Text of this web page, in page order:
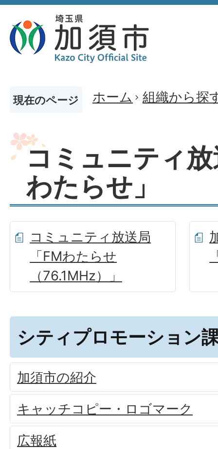
現在のページ ホーム 組織から探
コミュニティ
わたらせ」
コミュニティ放送局
「FMわたらせ
（76.1MHz）」
シティプロモーション
加須市の紹介
キャッチコピー・ロゴマーク
広報紙